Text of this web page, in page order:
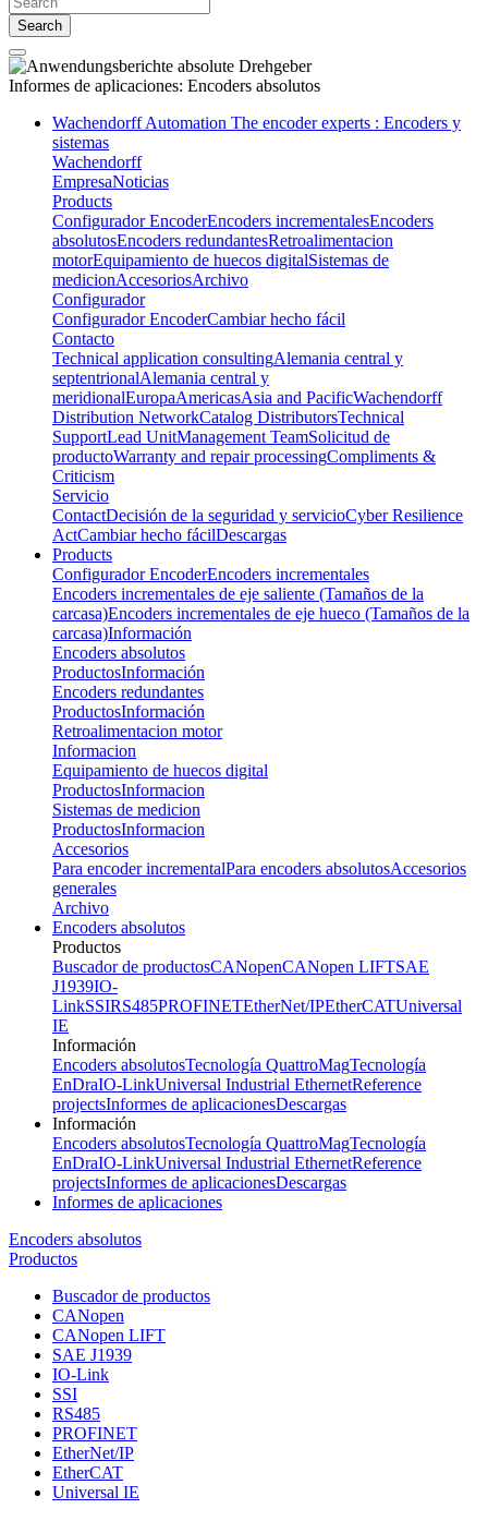
Search
Informes de aplicaciones: Encoders absolutos
Wachendorff Automation The encoder experts : Encoders y
sistemas
Wachendorff
EmpresaNoticias
Products
Configurador EncoderEncoders incrementalesEncoders
absolutosEncoders redundantesRetroalimentacion
motorEquipamiento de huecos digitalSistemas de
medicionAccesoriosArchivo
Configurador
Configurador EncoderCambiar hecho fácil
Contacto
Technical application consultingAlemania central y
septentrionalAlemania central y
meridionalEuropaAmericasAsia and PacificWachendorff
Distribution NetworkCatalog DistributorsTechnical
SupportLead UnitManagement TeamSolicitud de
productoWarranty and repair processingCompliments &
Criticism
Servicio
ContactDecisión de la seguridad y servicioCyber Resilience
ActCambiar hecho fácilDescargas
Products
Configurador EncoderEncoders incrementales
Encoders incrementales de eje saliente (Tamaños de la
carcasa)Encoders incrementales de eje hueco (Tamaños de la
carcasa)Información
Encoders absolutos
ProductosInformación
Encoders redundantes
ProductosInformación
Retroalimentacion motor
Informacion
Equipamiento de huecos digital
ProductosInformacion
Sistemas de medicion
ProductosInformacion
Accesorios
Para encoder incrementalPara encoders absolutosAccesorios
generales
Archivo
Encoders absolutos
Productos
Buscador de productosCANopenCANopen LIFTSAE
J1939IO-
LinkSSIRS485PROFINETEtherNet/IPEtherCATUniversal
IE
Información
Encoders absolutosTecnología QuattroMagTecnología
EnDraIO-LinkUniversal Industrial EthernetReference
projectsInformes de aplicacionesDescargas
Información
Encoders absolutosTecnología QuattroMagTecnología
EnDraIO-LinkUniversal Industrial EthernetReference
projectsInformes de aplicacionesDescargas
Informes de aplicaciones
Encoders absolutos
Productos
Buscador de productos
CANopen
CANopen LIFT
SAE J1939
IO-Link
SSI
RS485
PROFINET
EtherNet/IP
EtherCAT
Universal IE